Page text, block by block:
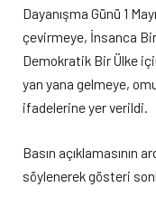
Dayanışma Günü 1
çevirmeye, İnsanca
Demokratik Bir Ülke
yan yana gelmeye,
ifadelerine yer verildi.
Basın açıklamasının
söylenerek gösteri